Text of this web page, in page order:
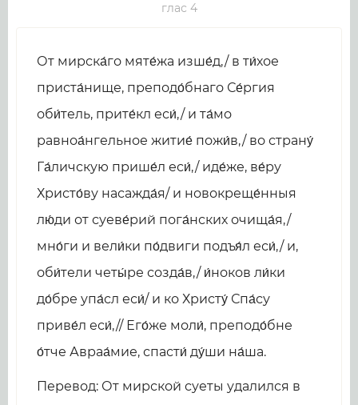
глас 4
От мирска́го мяте́жа изше́д,/ в ти́хое
приста́нище, преподо́бнаго Се́ргия
оби́тель, прите́кл еси́,/ и та́мо
равноа́нгельное житие́ пожи́в,/ во страну́
Га́личскую прише́л еси́,/ иде́же, ве́ру
Христо́ву насажда́я/ и новокреще́нныя
лю́ди от суеве́рий пога́нских очища́я,/
мно́ги и вели́ки по́двиги подъя́л еси́,/ и,
оби́тели четы́ре созда́в,/ и́ноков ли́ки
до́бре упа́сл еси́/ и ко Христу́ Спа́су
приве́л еси́,// Его́же моли́, преподо́бне
о́тче Авраа́мие, спасти́ ду́ши на́ша.
Перевод: От мирской суеты удалился в